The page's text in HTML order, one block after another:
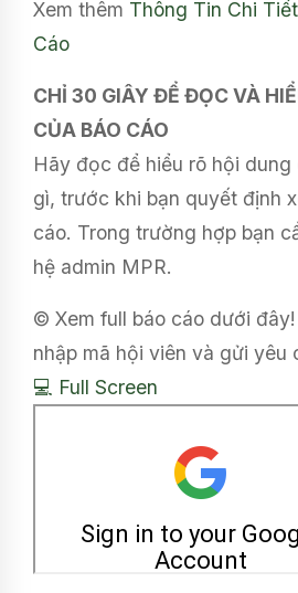
Xem thêm Thông Tin Chi Tiết
Cáo
CHỈ 30 GIÂY ĐỂ ĐỌC VÀ
CỦA BÁO CÁO
Hãy đọc để hiểu rõ hội dung
gì, trước khi bạn quyết định
cáo. Trong trường hợp bạn
hệ admin MPR.
© Xem full báo cáo dưới
nhập mã hội viên và gửi yêu
💻 Full Screen